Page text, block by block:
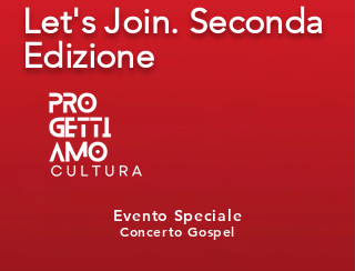
Let's Join. Seconda
Edizione
Concerto Gospel
Evento Speciale